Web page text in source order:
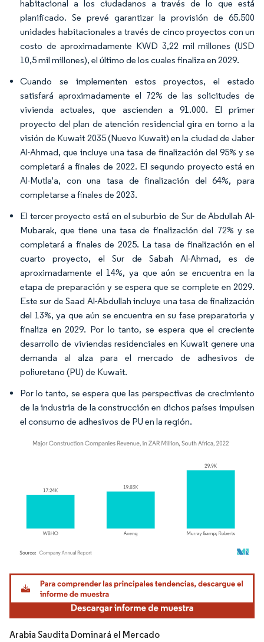
habitacional a los ciudadanos a través de lo que está
planificado. Se prevé garantizar la provisión de 65.500
unidades habitacionales a través de cinco proyectos con un
costo de aproximadamente KWD 3,22 mil millones (USD
10,5 mil millones), el último de los cuales finaliza en 2029.
Cuando se implementen estos proyectos, el estado
satisfará aproximadamente el 72% de las solicitudes de
vivienda actuales, que ascienden a 91.000. El primer
proyecto del plan de atención residencial gira en torno a la
visión de Kuwait 2035 (Nuevo Kuwait) en la ciudad de Jaber
Al-Ahmad, que incluye una tasa de finalización del 95% y se
completará a finales de 2022. El segundo proyecto está en
Al-Mutla'a, con una tasa de finalización del 64%, para
completarse a finales de 2023.
El tercer proyecto está en el suburbio de Sur de Abdullah Al-
Mubarak, que tiene una tasa de finalización del 72% y se
completará a finales de 2025. La tasa de finalización en el
cuarto proyecto, el Sur de Sabah Al-Ahmad, es de
aproximadamente el 14%, ya que aún se encuentra en la
etapa de preparación y se espera que se complete en 2029.
Este sur de Saad Al-Abdullah incluye una tasa de finalización
del 13%, ya que aún se encuentra en su fase preparatoria y
finaliza en 2029. Por lo tanto, se espera que el creciente
desarrollo de viviendas residenciales en Kuwait genere una
demanda al alza para el mercado de adhesivos de
poliuretano (PU) de Kuwait.
Por lo tanto, se espera que las perspectivas de crecimiento
de la industria de la construcción en dichos países impulsen
el consumo de adhesivos de PU en la región.
Imagen © Mordor Intelligence. El uso requiere atribución según CC BY 4.0.
Arabia Saudita Dominará el Mercado